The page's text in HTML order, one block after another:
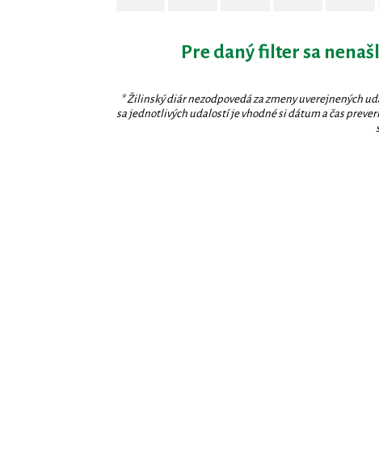
Pre daný filter sa
* Žilinský diár nezodpovedá za zmeny uverejnených
sa jednotlivých udalostí je vhodné si dátum a čas